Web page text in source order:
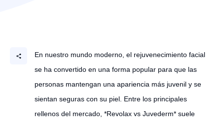
En nuestro mundo moderno, el rejuvenecimiento facial
se ha convertido en una forma popular para que las
personas mantengan una apariencia más juvenil y se
sientan seguras con su piel. Entre los principales
rellenos del mercado, *Revolax vs Juvederm* suele